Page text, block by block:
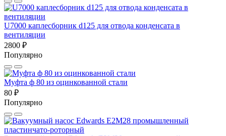
U7000 каплесборник d125 для отвода конденсата в
вентиляции
2800 ₽
Популярно
Муфта ф 80 из оцинкованной стали
80 ₽
Популярно